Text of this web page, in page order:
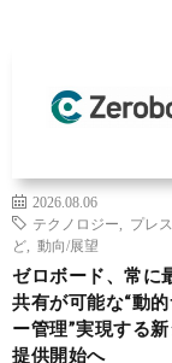
2026.08.06
テクノロジー
プレ
ど
動向/展望
ゼロボード、常に
共有が可能な“動
ー管理”実現する
提供開始へ